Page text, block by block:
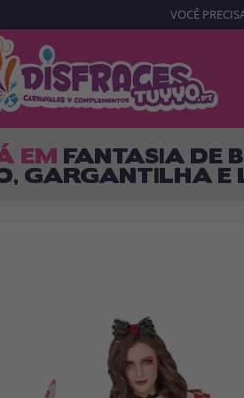
sua senha?
VOCÊ
EM FANTASIA DE
GARGANTILHA E